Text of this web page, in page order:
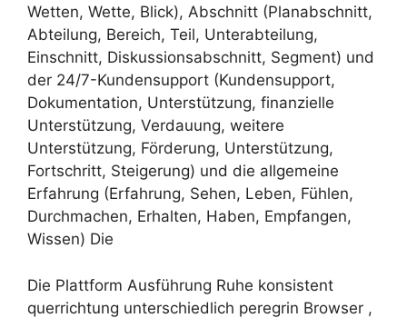
Wetten, Wette, Blick), Abschnitt (Planabschnitt,
Abteilung, Bereich, Teil, Unterabteilung,
Einschnitt, Diskussionsabschnitt, Segment) und
der 24/7-Kundensupport (Kundensupport,
Dokumentation, Unterstützung, finanzielle
Unterstützung, Verdauung, weitere
Unterstützung, Förderung, Unterstützung,
Fortschritt, Steigerung) und die allgemeine
Erfahrung (Erfahrung, Sehen, Leben, Fühlen,
Durchmachen, Erhalten, Haben, Empfangen,
Wissen) Die
Die Plattform Ausführung Ruhe konsistent
querrichtung unterschiedlich peregrin Browser ,